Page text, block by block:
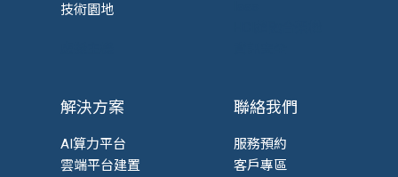
技術園地
解決方案
AI算力平台
雲端平台建置
聯絡我們
服務預約
客戶專區